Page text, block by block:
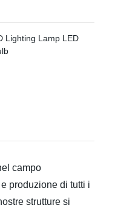
campo
produzione di tutti i
strutture si